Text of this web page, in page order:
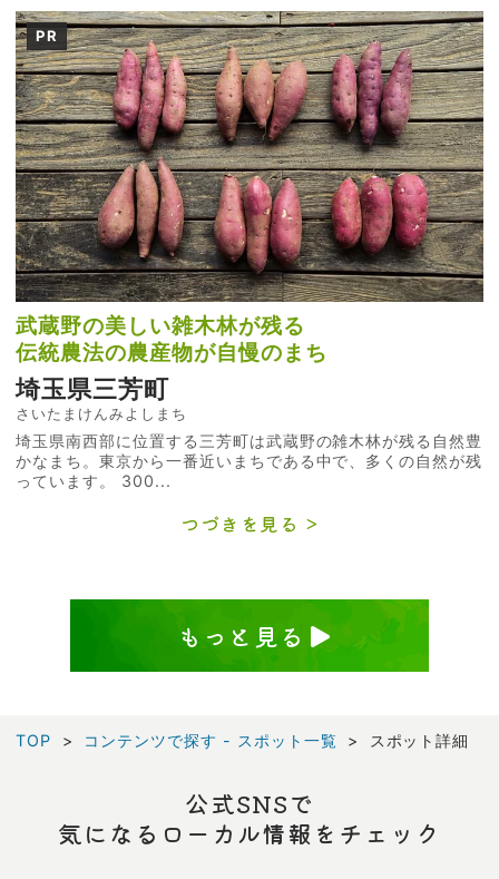
PR
武蔵野の美しい雑木林が残る
伝統農法の農産物が自慢のまち
埼玉県三芳町
さいたまけんみよしまち
埼玉県南西部に位置する三芳町は武蔵野の雑木林が残る自然豊
かなまち。東京から一番近いまちである中で、多くの自然が残
っています。 300...
つづきを見る
もっと見る
TOP コンテンツで探す - スポット一覧 スポット詳細
公式SNSで
気になるローカル情報をチェック